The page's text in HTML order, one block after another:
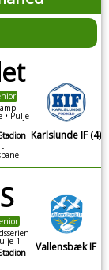
• Pulje
Karlslunde IF (4)
1
Vallensbæk IF